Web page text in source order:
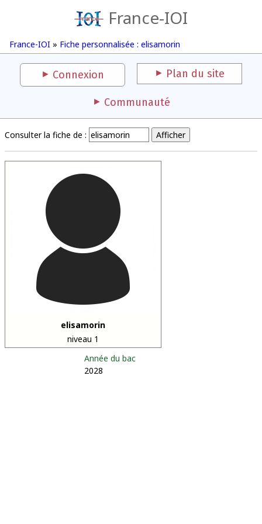
France-IOI
France-IOI » Fiche personnalisée : elisamorin
Connexion Plan du site
Communauté
Consulter la fiche de :
elisamorin
niveau 1
Année du bac
2028